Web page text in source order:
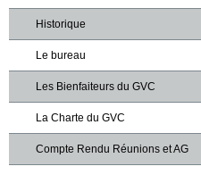
Historique
Le bureau
Les Bienfaiteurs du GVC
La Charte du GVC
Compte Rendu Réunions et AG